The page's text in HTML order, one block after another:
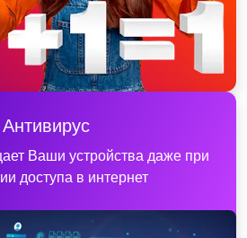
Антивирус
Ваши устройства даже при
доступа в интернет